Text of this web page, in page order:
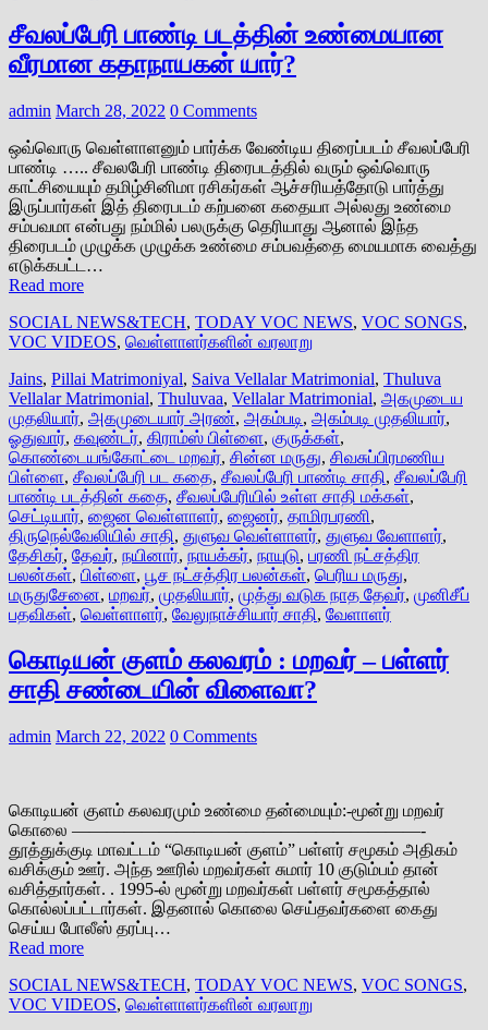
சீவலப்பேரி பாண்டி படத்தின் உண்மையான
வீரமான கதாநாயகன் யார்?
admin March 28, 2022 0 Comments
ஒவ்வொரு வெள்ளாளனும் பார்க்க வேண்டிய திரைப்படம் சீவலப்பேரி
பாண்டி ….. சீவலபேரி பாண்டி திரைபடத்தில் வரும் ஒவ்வொரு
காட்சியையும் தமிழ்சினிமா ரசிகர்கள் ஆச்சரியத்தோடு பார்த்து
இருப்பார்கள் இத் திரைபடம் கற்பனை கதையா அல்லது உண்மை
சம்பவமா என்பது நம்மில் பலருக்கு தெரியாது ஆனால் இந்த
திரைபடம் முழுக்க முழுக்க உண்மை சம்பவத்தை மையமாக வைத்து
எடுக்கபட்ட…
Read more
SOCIAL NEWS&TECH, TODAY VOC NEWS, VOC SONGS,
VOC VIDEOS, வெள்ளாளர்களின் வரலாறு
Jains, Pillai Matrimoniyal, Saiva Vellalar Matrimonial, Thuluva
Vellalar Matrimonial, Thuluvaa, Vellalar Matrimonial, அகமுடைய
முதலியார், அகமுடையார் அரண், அகம்படி, அகம்படி முதலியார்,
ஓதுவார், கவுண்டர், கிராம்ஸ் பிள்ளை, குருக்கள்,
கொண்டையங்கோட்டை மறவர், சின்ன மருது, சிவசுப்பிரமணிய
பிள்ளை, சீவலப்பேரி பட கதை, சீவலப்பேரி பாண்டி சாதி, சீவலப்பேரி
பாண்டி படத்தின் கதை, சீவலப்பேரியில் உள்ள சாதி மக்கள்,
செட்டியார், ஜைன வெள்ளாளர், ஜைனர், தாமிரபரணி,
திருநெல்வேலியில் சாதி, துளுவ வெள்ளாளர், துளுவ வேளாளர்,
தேசிகர், தேவர், நயினார், நாயக்கர், நாயுடு, பரணி நட்சத்திர
பலன்கள், பிள்ளை, பூச நட்சத்திர பலன்கள், பெரிய மருது,
மருதுசேனை, மறவர், முதலியார், முத்து வடுக நாத தேவர், முனிசீப்
பதவிகள், வெள்ளாளர், வேலுநாச்சியார் சாதி, வேளாளர்
கொடியன் குளம் கலவரம் : மறவர் – பள்ளர்
சாதி சண்டையின் விளைவா?
admin March 22, 2022 0 Comments
கொடியன் குளம் கலவரமும் உண்மை தன்மையும்:-மூன்று மறவர்
கொலை ————————————————————-
தூத்துக்குடி மாவட்டம் “கொடியன் குளம்” பள்ளர் சமூகம் அதிகம்
வசிக்கும் ஊர். அந்த ஊரில் மறவர்கள் சுமார் 10 குடும்பம் தான்
வசித்தார்கள். . 1995-ல் மூன்று மறவர்கள் பள்ளர் சமூகத்தால்
கொல்லப்பட்டார்கள். இதனால் கொலை செய்தவர்களை கைது
செய்ய போலீஸ் தரப்பு…
Read more
SOCIAL NEWS&TECH, TODAY VOC NEWS, VOC SONGS,
VOC VIDEOS, வெள்ளாளர்களின் வரலாறு